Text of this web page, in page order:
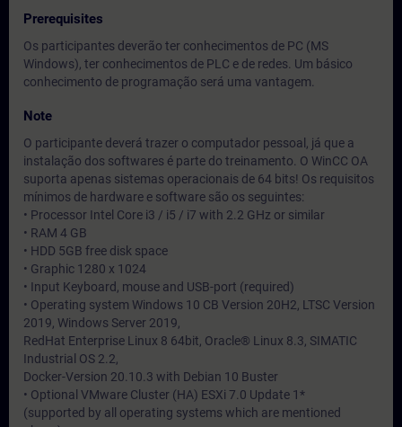
Prerequisites
Os participantes deverão ter conhecimentos de PC (MS
Windows), ter conhecimentos de PLC e de redes. Um básico
conhecimento de programação será uma vantagem.
Note
O participante deverá trazer o computador pessoal, já que a
instalação dos softwares é parte do treinamento. O WinCC OA
suporta apenas sistemas operacionais de 64 bits! Os requisitos
mínimos de hardware e software são os seguintes:
• Processor Intel Core i3 / i5 / i7 with 2.2 GHz or similar
• RAM 4 GB
• HDD 5GB free disk space
• Graphic 1280 x 1024
• Input Keyboard, mouse and USB-port (required)
• Operating system Windows 10 CB Version 20H2, LTSC Version
2019, Windows Server 2019,
RedHat Enterprise Linux 8 64bit, Oracle® Linux 8.3, SIMATIC
Industrial OS 2.2,
Docker-Version 20.10.3 with Debian 10 Buster
• Optional VMware Cluster (HA) ESXi 7.0 Update 1*
(supported by all operating systems which are mentioned